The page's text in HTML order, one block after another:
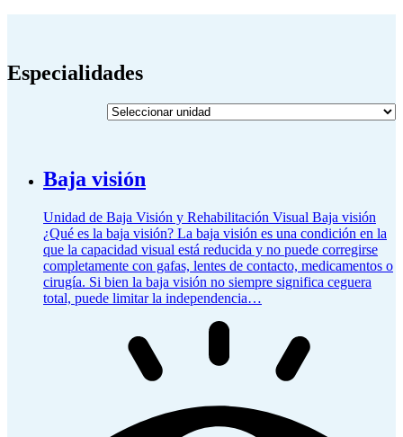
Especialidades
Baja visión
Unidad de Baja Visión y Rehabilitación Visual Baja visión
¿Qué es la baja visión? La baja visión es una condición en la
que la capacidad visual está reducida y no puede corregirse
completamente con gafas, lentes de contacto, medicamentos o
cirugía. Si bien la baja visión no siempre significa ceguera
total, puede limitar la independencia…